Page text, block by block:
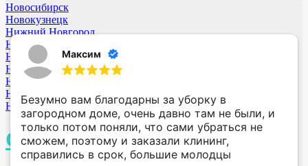
Новосибирск
Новокузнецк
Нижний Новгород
Новороссийск
Ногинск МО
Нижний Тагил
Новый-Уренгой
Норильск
Набережные Челны
О
Максим
Безумно вам благодарны за уборку в
загородном доме, очень давно там не были, и
только потом поняли, что сами убраться не
сможем, поэтому и заказали клининг,
справились в срок, большие молодцы